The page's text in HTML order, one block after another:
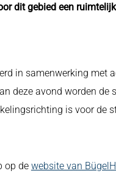
dit gebied een
in samenwerking met
deze avond worden de
is voor de
op de website van